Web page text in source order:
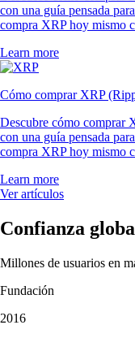
con una guía pensada
compra XRP hoy mismo
Learn more
Cómo comprar XRP
Descubre cómo comprar
con una guía pensada
compra XRP hoy mismo
Learn more
Ver artículos
Confianza
Millones de usuarios en
Fundación
2016